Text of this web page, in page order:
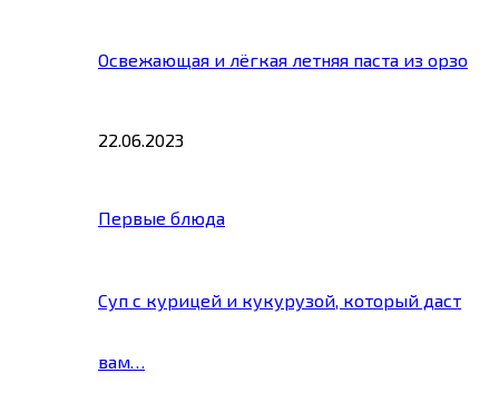
Освежающая и лёгкая летняя паста из орзо
22.06.2023
Первые блюда
Суп с курицей и кукурузой, который даст
вам…